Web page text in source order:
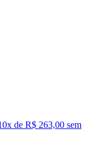
x de R$ 263,00 sem